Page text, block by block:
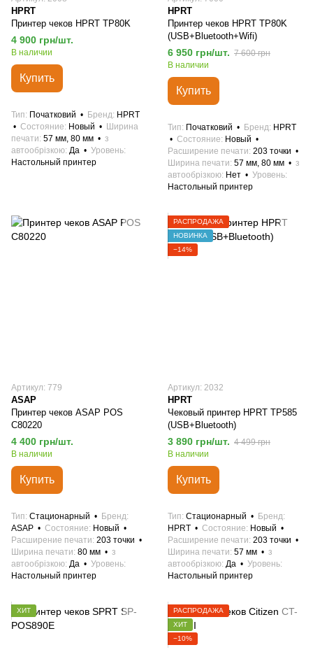
HPRT
Принтер чеков HPRT TP80K
4 900 грн/шт.
В наличии
Купить
Тип Початковий Бренд HPRT
Состояние
Новый
Ширина
печати 57 мм, 80 мм
з
автообрізкою Да
Уровень
Настольный принтер
HPRT
Принтер чеков HPRT TP80K
(USB+Bluetooth+Wifi)
6 950 грн/шт. 7 600 грн
В наличии
Купить
Тип Початковий Бренд HPRT
Состояние
Новый
Расширение печати 203 точки
Ширина печати 57 мм, 80 мм
з
автообрізкою Нет
Уровень
Настольный принтер
Артикул: 779
ASAP
Принтер чеков ASAP POS
C80220
4 400 грн/шт.
В наличии
Купить
Тип Стационарный
Бренд
ASAP
Состояние Новый
Расширение печати 203 точки
Ширина печати 80 мм
з
автообрізкою Да
Уровень
Настольный принтер
РАСПРОДАЖА
НОВИНКА
−14%
Артикул: 2032
HPRT
Чековый принтер HPRT TP585
(USB+Bluetooth)
3 890 грн/шт. 4 499 грн
В наличии
Купить
Тип Стационарный
Бренд
HPRT
Состояние Новый
Расширение печати 203 точки
Ширина печати 57 мм
з
автообрізкою Да
Уровень
Настольный принтер
ХИТ
РАСПРОДАЖА
ХИТ
−10%